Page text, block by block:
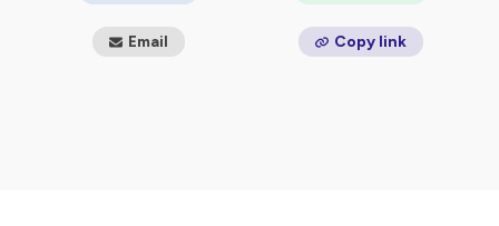
Email Copy link